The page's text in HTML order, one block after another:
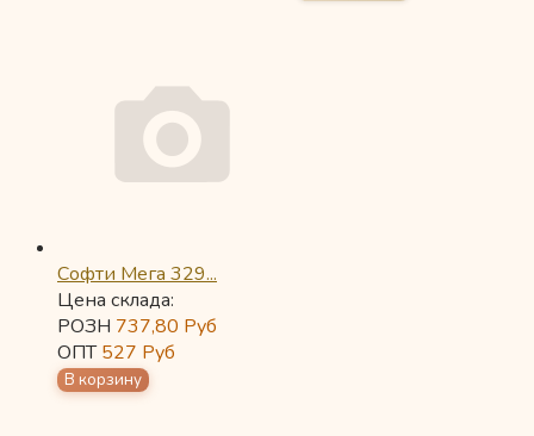
Софти Мега 329...
Цена склада:
РОЗН 737,80 Руб
ОПТ527 Руб